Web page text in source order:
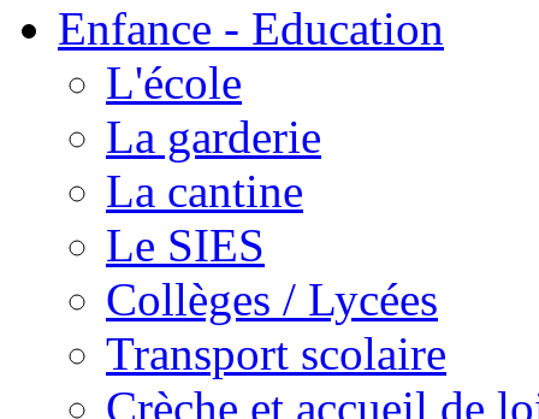
Enfance - Education
L'école
La garderie
La cantine
Le SIES
Collèges / Lycées
Transport scolaire
Crèche et accueil de